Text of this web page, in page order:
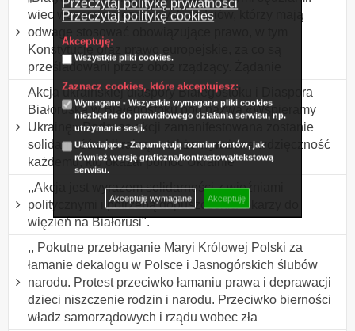
Przeczytaj politykę prywatności
Przeczytaj politykę cookies
Akceptuję:
Wszystkie pliki cookies.
Zaznacz cookies, które akceptujesz:
Wymagane - Wszystkie wymagane pliki cookies
niezbędne do prawidłowego działania serwisu, np.
utrzymanie sesji.
Ułatwiające - Zapamiętują rozmiar fontów, jak
również wersję graficzną/kontrastową/tekstową
serwisu.
Akceptuję wymagane Akceptuję
wiec wsparcia niezawisłych sędziów, którzy mają
odwagę stosować obowiązujące prawo, w tym
Konstytucję oraz prawo europejskie, za co są
prześladowani przez obóz rządzący. Żądanie
Akcja ukraińskiej diaspory Białegostoku i Diaspora
Białoruska w Białegostoku pod nazwą «Wspieramy
Ukrainę» Podczas akcji zamanifestowana zostanie
solidarność z Ukrainą, a także wyrażona wdzięczność
każdemu, kto okazał pomoc Ukrainie
,,Akcja jest wyrazem solidarności z więźniami
politycznymi i potrzebą dopuszczenia lekarzy do
więzień na Białorusi".
,, Pokutne przebłaganie Maryi Królowej Polski za
łamanie dekalogu w Polsce i Jasnogórskich ślubów
narodu. Protest przeciwko łamaniu prawa i deprawacji
dzieci niszczenie rodzin i narodu. Przeciwko bierności
władz samorządowych i rządu wobec zła